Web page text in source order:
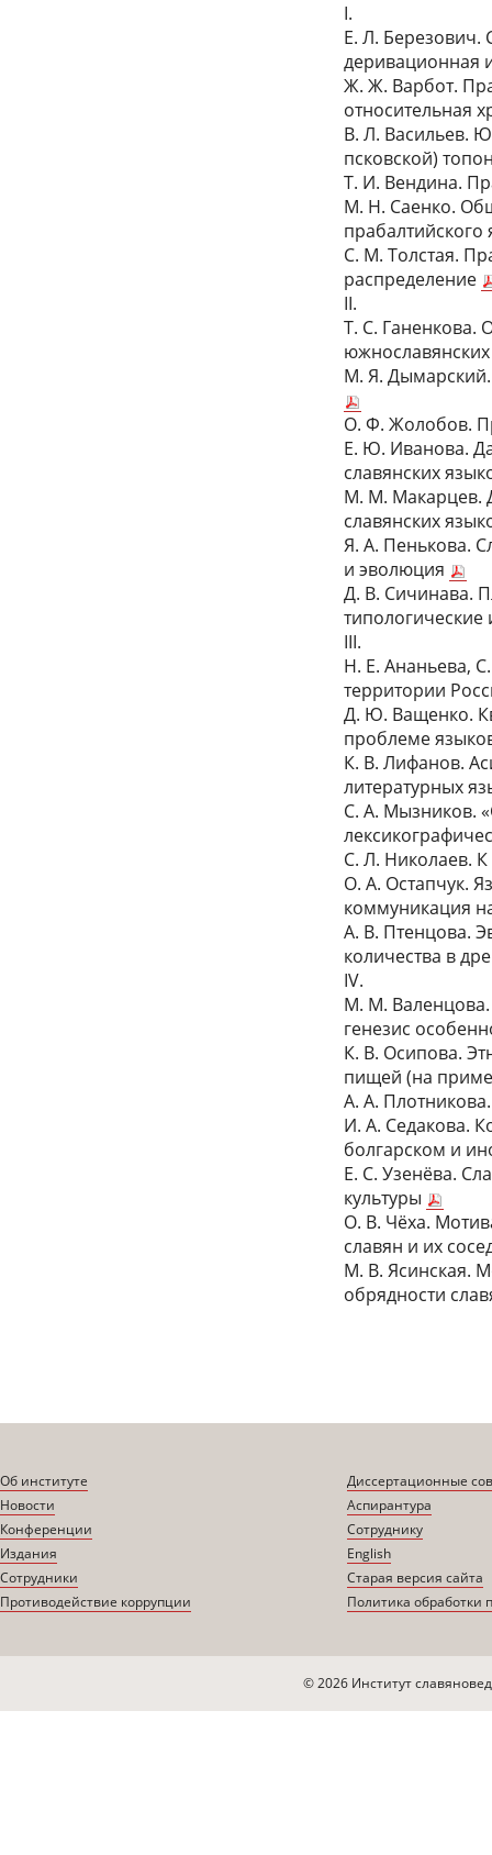
I.
Е. Л. Березович.
деривационная
Ж. Ж. Варбот.
относительная
В. Л. Васильев.
псковской)
Т. И. Вендина.
М. Н. Саенко.
С. М. Толстая.
распределение
II.
Т. С. Ганенкова.
М. Я. Дымарский.
О. Ф. Жолобов.
Е. Ю. Иванова.
славянских
М. М. Макарцев.
славянских
Я. А. Пенькова.
и эволюция
Д. В. Сичинава.
III.
Н. Е. Ананьева,
территории
Д. Ю. Ващенко.
проблеме
К. В. Лифанов.
литературных
С. А. Мызников.
С. Л. Николаев. К
О. А. Остапчук.
коммуникация
А. В. Птенцова.
количества в
IV.
М. М. Валенцова.
генезис
К. В. Осипова.
пищей (на
А. А.
И. А. Седакова.
болгарском и
Е. С. Узенёва.
культуры
О. В. Чёха.
славян и их
М. В. Ясинская.
обрядности
Об институте
Новости
Конференции
Издания
Сотрудники
Противодействие коррупции
Диссертационные
Аспирантура
Сотруднику
English
Старая версия сайта
Политика обработки
© 2026 Институт